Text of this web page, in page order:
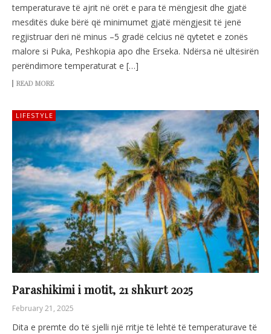
temperaturave të ajrit në orët e para të mëngjesit dhe gjatë
mesditës duke bërë që minimumet gjatë mëngjesit të jenë
regjistruar deri në minus –5 gradë celcius në qytetet e zonës
malore si Puka, Peshkopia apo dhe Erseka. Ndërsa në ultësirën
perëndimore temperaturat e […]
READ MORE
LIFESTYLE
Parashikimi i motit, 21 shkurt 2025
February 21, 2025
Dita e premte do të sjelli një rritje të lehtë të temperaturave të